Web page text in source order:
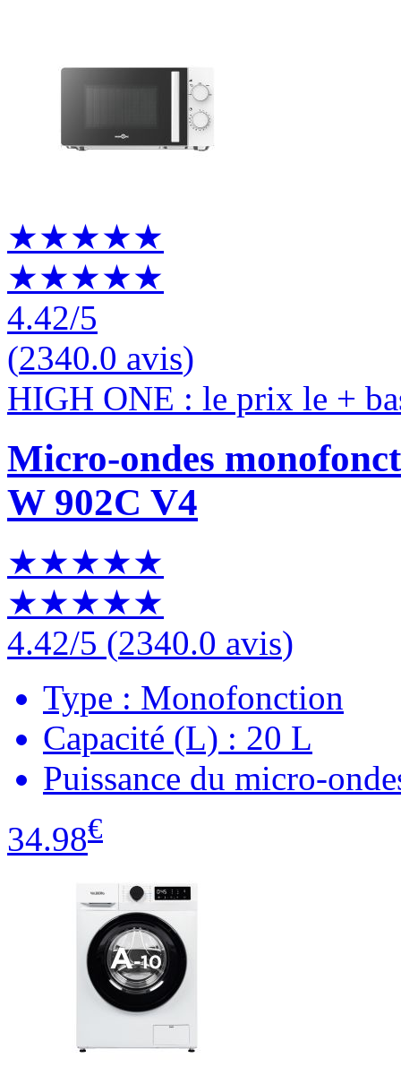
★★★★★
★★★★★
4.42/5
(2340.0 avis)
HIGH ONE : le prix le +
Micro-ondes
W 902C V4
★★★★★
★★★★★
4.42/5 (2340.0 avis)
Type : Monofonction
Capacité (L) : 20 L
Puissance du micro-
34.98€